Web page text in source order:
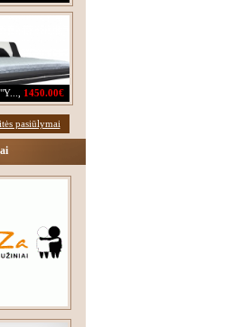
1450.00€
pasiūlymai